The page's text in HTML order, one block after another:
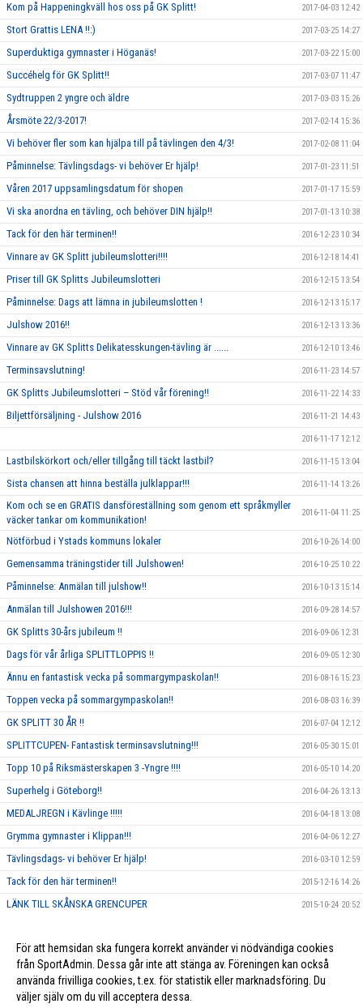
Kom på Happeningkväll hos oss på GK Splitt! 2017-04-03 12:42
Stort Grattis LENA !!:) 2017-03-25 14:27
Superduktiga gymnaster i Höganäs! 2017-03-22 15:00
Succéhelg för GK Splitt!! 2017-03-07 11:47
Sydtruppen 2 yngre och äldre 2017-03-03 15:26
Årsmöte 22/3-2017! 2017-02-14 15:36
Vi behöver fler som kan hjälpa till på tävlingen den 4/3! 2017-02-08 11:04
Påminnelse: Tävlingsdags- vi behöver Er hjälp! 2017-01-23 11:51
Våren 2017 uppsamlingsdatum för shopen 2017-01-17 15:59
Vi ska anordna en tävling, och behöver DIN hjälp!! 2017-01-13 10:38
Tack för den här terminen!! 2016-12-23 10:34
Vinnare av GK Splitt jubileumslotteri!!!! 2016-12-18 14:41
Priser till GK Splitts Jubileumslotteri 2016-12-15 13:54
Påminnelse: Dags att lämna in jubileumslotten ! 2016-12-13 15:17
Julshow 2016!! 2016-12-13 13:36
Vinnare av GK Splitts Delikatesskungen-tävling är ...... 2016-12-10 13:46
Terminsavslutning! 2016-11-23 14:57
GK Splitts Jubileumslotteri – Stöd vår förening!! 2016-11-22 14:33
Biljettförsäljning - Julshow 2016 2016-11-21 14:43
2016-11-17 12:12
Lastbilskörkort och/eller tillgång till täckt lastbil? 2016-11-15 13:04
Sista chansen att hinna beställa julklappar!!! 2016-11-14 13:26
Kom och se en GRATIS dansföreställning som genom ett språkmyller
väcker tankar om kommunikation!
2016-11-04 11:25
Nötförbud i Ystads kommuns lokaler 2016-10-26 14:00
Gemensamma träningstider till Julshowen! 2016-10-25 10:22
Påminnelse: Anmälan till julshow!! 2016-10-13 15:14
Anmälan till Julshowen 2016!!! 2016-09-28 14:57
GK Splitts 30-års jubileum !! 2016-09-06 12:31
Dags för vår årliga SPLITTLOPPIS !! 2016-09-05 12:30
Ännu en fantastisk vecka på sommargympaskolan!! 2016-08-16 15:23
Toppen vecka på sommargympaskolan!! 2016-08-03 16:39
GK SPLITT 30 ÅR !! 2016-07-04 12:12
SPLITTCUPEN- Fantastisk terminsavslutning!!! 2016-05-30 15:01
Topp 10 på Riksmästerskapen 3 -Yngre !!!! 2016-05-10 14:20
Superhelg i Göteborg!! 2016-04-26 13:13
MEDALJREGN i Kävlinge !!!!! 2016-04-18 13:08
Grymma gymnaster i Klippan!!! 2016-04-06 12:27
Tävlingsdags- vi behöver Er hjälp! 2016-03-10 12:59
Tack för den här terminen!! 2015-12-16 14:26
LÄNK TILL SKÅNSKA GRENCUPER 2015-10-24 20:52
Vi ska annordna en tävling, och behöver DIN hjälp!! 2015-09-10 13:26
För att hemsidan ska fungera korrekt använder vi nödvändiga cookies
från SportAdmin. Dessa går inte att stänga av. Föreningen kan också
använda frivilliga cookies, t.ex. för statistik eller marknadsföring. Du
väljer själv om du vill acceptera dessa.